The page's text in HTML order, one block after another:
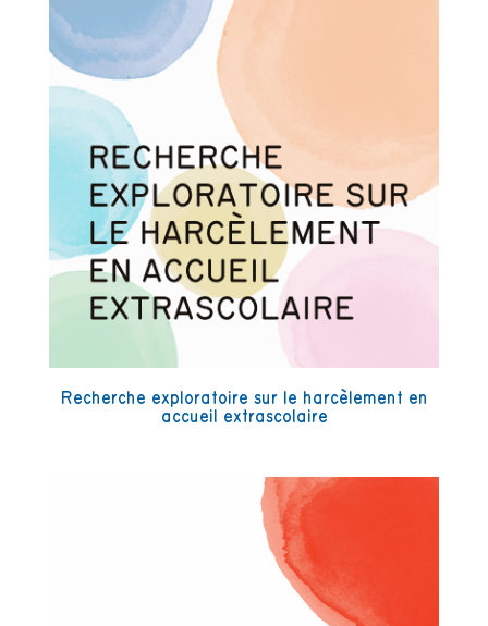
Recherche exploratoire sur le harcèlement en
accueil extrascolaire